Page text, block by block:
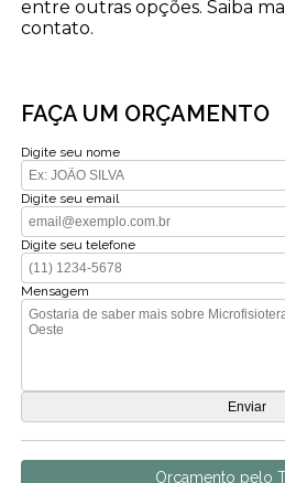
entre outras opções. Saiba
contato.
FAÇA UM ORÇAMENTO
Digite seu nome
Digite seu email
Digite seu telefone
Mensagem
Orçamento pelo